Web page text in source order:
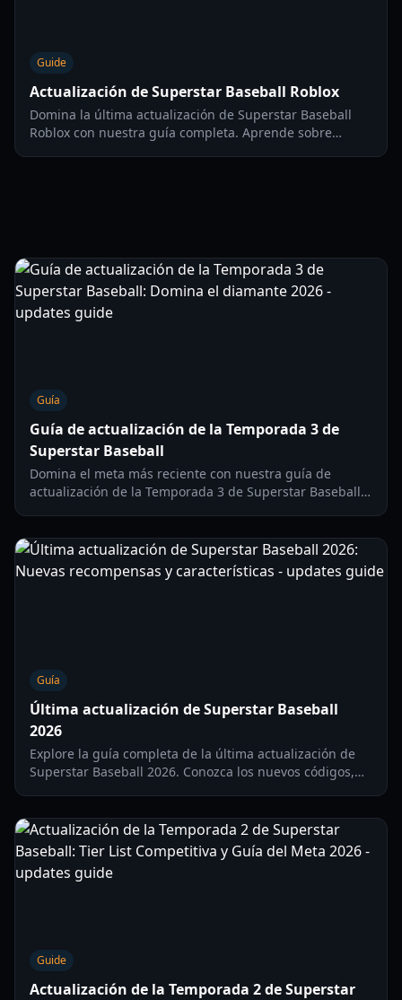
Guide
Actualización de Superstar Baseball Roblox
Domina la última actualización de Superstar Baseball
Roblox con nuestra guía completa. Aprende sobre
Guía
Guía de actualización de la Temporada 3 de
Superstar Baseball
Domina el meta más reciente con nuestra guía de
actualización de la Temporada 3 de Superstar Baseball.
2026.
Guía
Última actualización de Superstar Baseball
2026
Explore la guía completa de la última actualización de
Superstar Baseball 2026. Conozca los nuevos códigos,
Guide
Actualización de la Temporada 2 de Superstar